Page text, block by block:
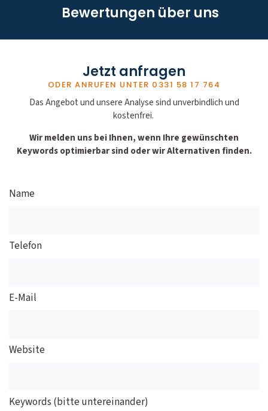
Bewertungen über uns
Jetzt anfragen
ODER ANRUFEN UNTER 0331 58 17 764
Das Angebot und unsere Analyse sind unverbindlich und
kostenfrei.
Wir melden uns bei Ihnen, wenn Ihre gewünschten
Keywords optimierbar sind oder wir Alternativen finden.
Name
Telefon
E-Mail
Website
Keywords (bitte untereinander)